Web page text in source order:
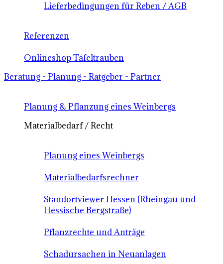
Lieferbedingungen für Reben / AGB
Referenzen
Onlineshop Tafeltrauben
Beratung - Planung - Ratgeber - Partner
Planung & Pflanzung eines Weinbergs
Materialbedarf / Recht
Planung eines Weinbergs
Materialbedarfsrechner
Standortviewer Hessen (Rheingau und
Hessische Bergstraße)
Pflanzrechte und Anträge
Schadursachen in Neuanlagen